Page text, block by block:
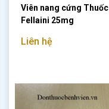
Viên nang cứng Thuốc
Fellaini 25mg
Liên hệ